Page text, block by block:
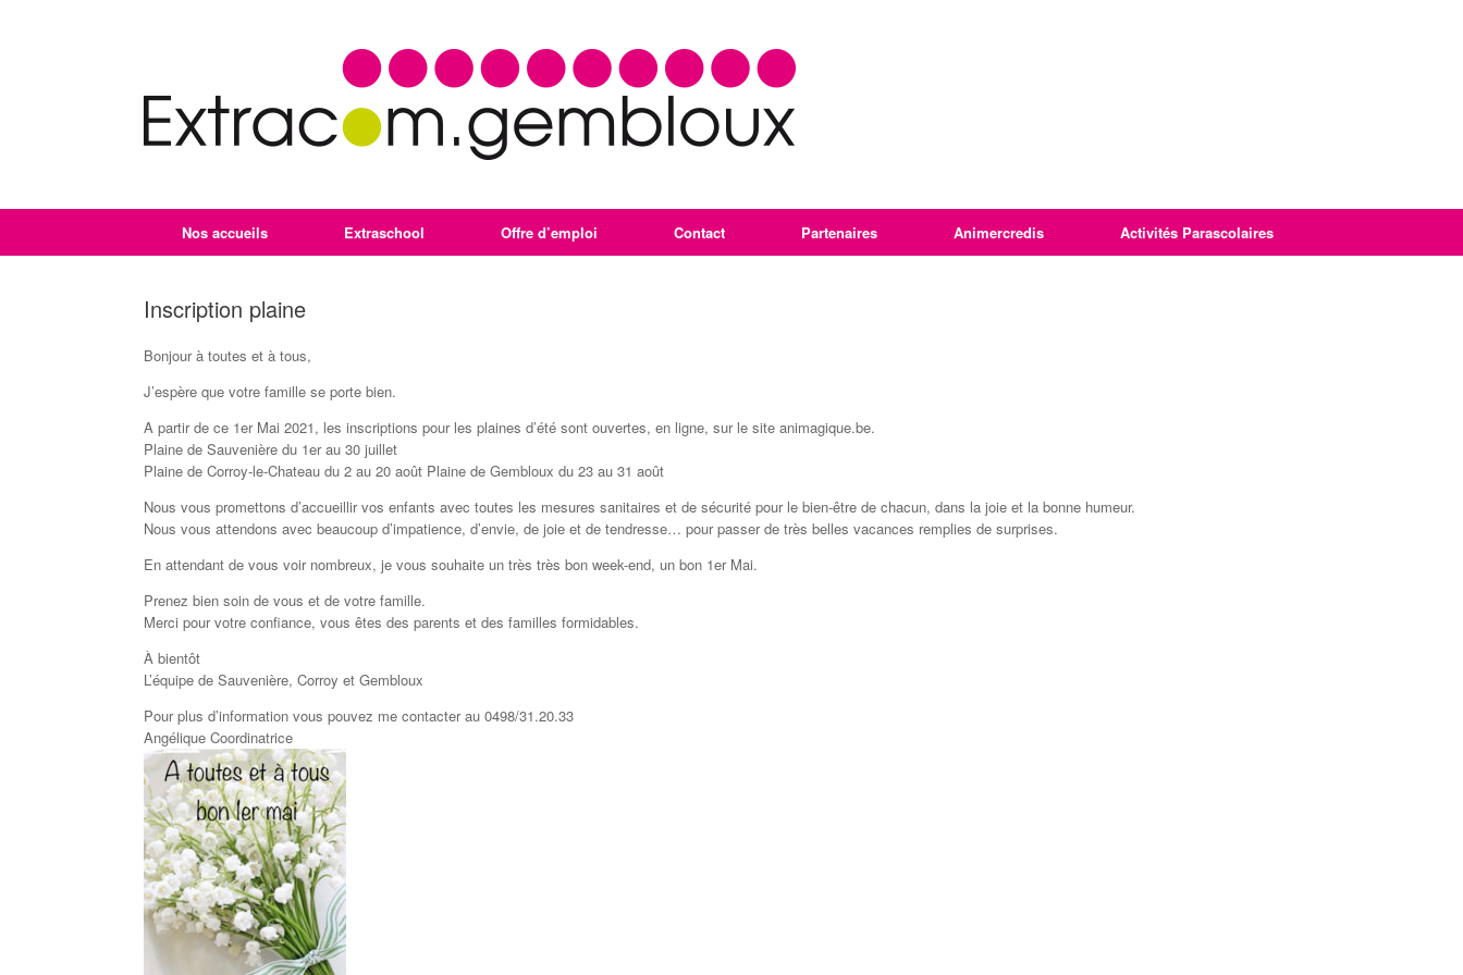
Nos accueils Extraschool Offre d’emploi Contact Partenaires Animercredis Activités Parascolaires
Inscription plaine
Bonjour à toutes et à tous,
J’espère que votre famille se porte bien.
A partir de ce 1er Mai 2021, les inscriptions pour les plaines d’été sont ouvertes, en ligne, sur le site animagique.be.
Plaine de Sauvenière du 1er au 30 juillet
Plaine de Corroy-le-Chateau du 2 au 20 août Plaine de Gembloux du 23 au 31 août
Nous vous promettons d’accueillir vos enfants avec toutes les mesures sanitaires et de sécurité pour le bien-être de chacun, dans la joie et la bonne humeur.
Nous vous attendons avec beaucoup d’impatience, d’envie, de joie et de tendresse… pour passer de très belles vacances remplies de surprises.
En attendant de vous voir nombreux, je vous souhaite un très très bon week-end, un bon 1er Mai.
Prenez bien soin de vous et de votre famille.
Merci pour votre confiance, vous êtes des parents et des familles formidables.
À bientôt
L’équipe de Sauvenière, Corroy et Gembloux
Pour plus d’information vous pouvez me contacter au 0498/31.20.33
Angélique Coordinatrice